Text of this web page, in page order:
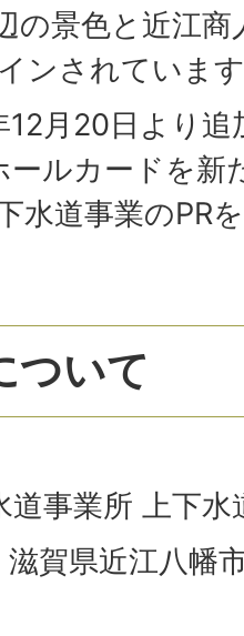
の景色と近江
ンされていま
12月20日より
ルカードを新
水道事業のPR
ついて
事業所 上下水
県近江八幡